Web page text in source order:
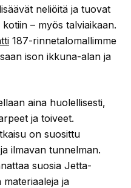
neliöitä ja tuovat
– myös talviaikaan.
187-rinnetalomallimme
ison ikkuna-alan ja
aina huolellisesti,
ja toiveet.
on suosittu
ilmavan tunnelman.
suosia Jetta-
ja